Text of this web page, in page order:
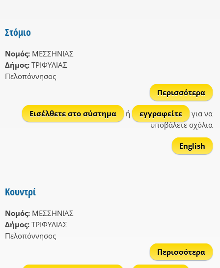
Στόμιο
Νομός: ΜΕΣΣΗΝΙΑΣ
Δήμος: ΤΡΙΦΥΛΙΑΣ
Πελοπόννησος
Περισσότερα
Εισέλθετε στο σύστημα
ή εγγραφείτε
για να
υποβάλετε σχόλια
English
Κουντρί
Νομός: ΜΕΣΣΗΝΙΑΣ
Δήμος: ΤΡΙΦΥΛΙΑΣ
Πελοπόννησος
Περισσότερα